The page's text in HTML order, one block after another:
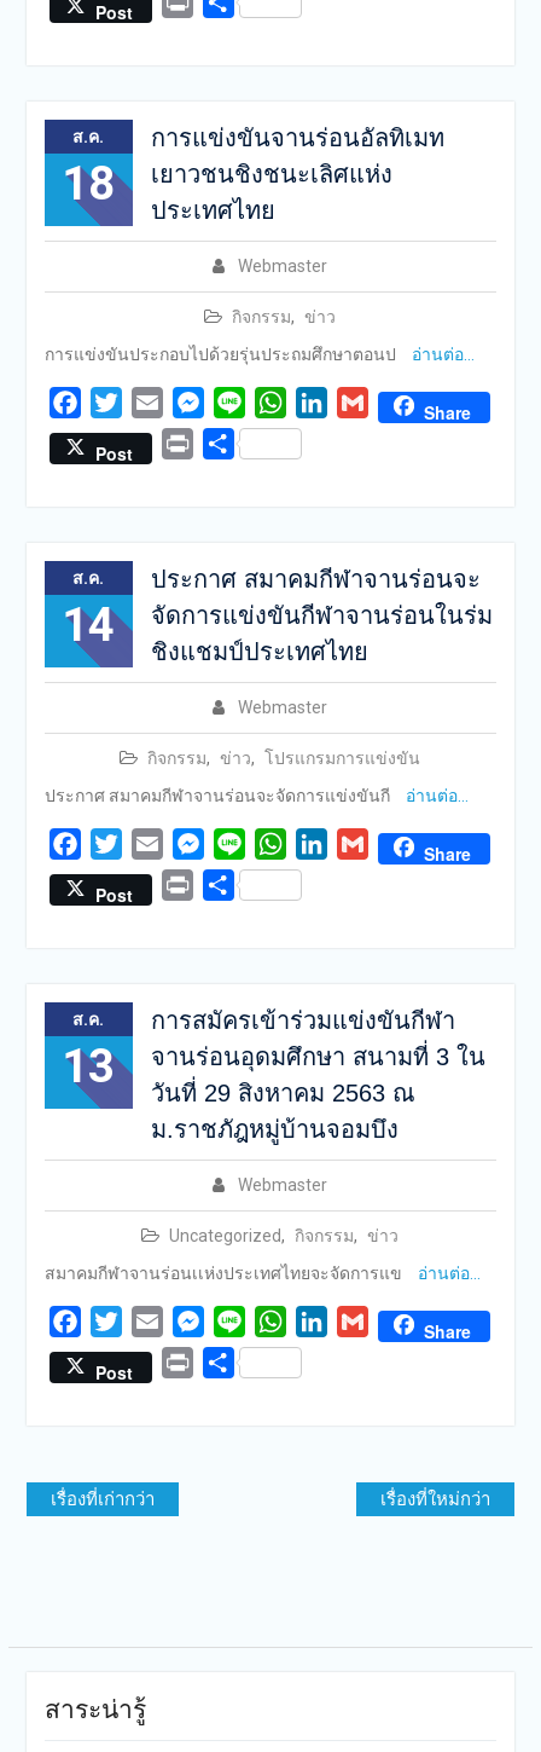
Post
ส.ค.
18
การแข่งขันจานร่อนอัลทิเมท
เยาวชนชิงชนะเลิศแห่ง
ประเทศไทย
Webmaster
กิจกรรม, ข่าว
การแข่งขันประกอบไปด้วยรุ่นประถมศึกษาตอนป
อ่านต่อ…
FacebookTwitterEmail Messenger
Line WhatsAppLinkedIn
Gmail Share
Post
Print Share
ส.ค.
14
ประกาศ สมาคมกีฬาจานร่อนจะ
จัดการแข่งขันกีฬาจานร่อนในร่ม
ชิงแชมป์ประเทศไทย
Webmaster
กิจกรรม, ข่าว, โปรแกรมการแข่งขัน
ประกาศ สมาคมกีฬาจานร่อนจะจัดการแข่งขันกี
อ่านต่อ…
FacebookTwitterEmail Messenger
Line WhatsAppLinkedIn
Gmail Share
Post
Print Share
ส.ค.
13
การสมัครเข้าร่วมแข่งขันกีฬา
จานร่อนอุดมศึกษา สนามที่ 3 ใน
วันที่ 29 สิงหาคม 2563 ณ
ม.ราชภัฎหมู่บ้านจอมบึง
Webmaster
Uncategorized, กิจกรรม, ข่าว
สมาคมกีฬาจานร่อนเเห่งประเทศไทยจะจัดการแข
อ่านต่อ…
FacebookTwitterEmail Messenger
Line WhatsAppLinkedIn
Gmail Share
Post
Print Share
แนะแนว
เรื่อง
เรื่องที่เก่ากว่า เรื่องที่ใหม่กว่า
สาระน่ารู้